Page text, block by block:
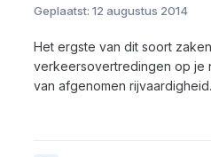
Geplaatst: 12 augustus 2014
Het ergste van dit soort
verkeersovertredingen op je
van afgenomen